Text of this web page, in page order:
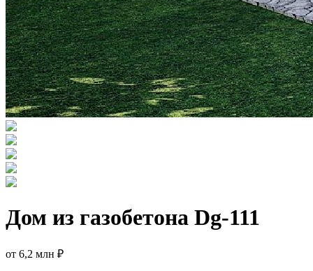
Дом из газобетона Dg-111
от 6,2 млн ₽